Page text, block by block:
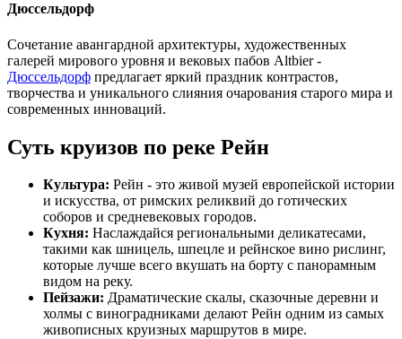
Дюссельдорф
Сочетание авангардной архитектуры, художественных
галерей мирового уровня и вековых пабов Altbier -
Дюссельдорф предлагает яркий праздник контрастов,
творчества и уникального слияния очарования старого мира и
современных инноваций.
Суть круизов по реке Рейн
Культура: Рейн - это живой музей европейской истории
и искусства, от римских реликвий до готических
соборов и средневековых городов.
Кухня: Наслаждайся региональными деликатесами,
такими как шницель, шпецле и рейнское вино рислинг,
которые лучше всего вкушать на борту с панорамным
видом на реку.
Пейзажи: Драматические скалы, сказочные деревни и
холмы с виноградниками делают Рейн одним из самых
живописных круизных маршрутов в мире.